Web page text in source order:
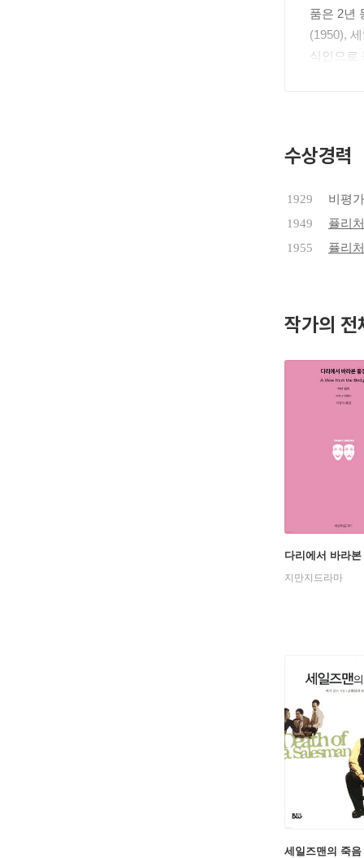
품은 2년
(1950),
식인으로
다.
수상경력
1929
비평
1949
퓰리
1955
퓰리
작가의 전
다리에서 바라
지만지드라마
세일즈맨의 죽음